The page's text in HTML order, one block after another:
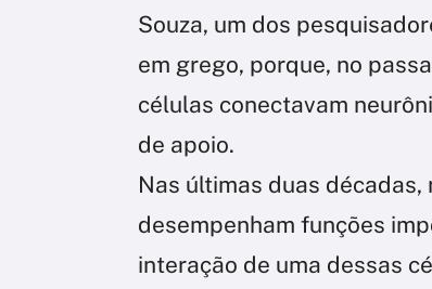
Souza, um dos
em grego, porque, no
células conectavam
de apoio.
Nas últimas duas
desempenham funções
interação de uma dessas